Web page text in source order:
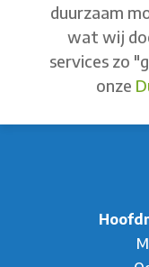
duurzaam
wat wij
services zo
onze